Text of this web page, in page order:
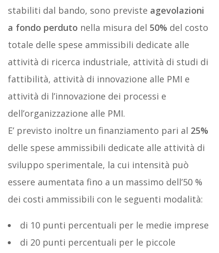
stabiliti dal bando, sono previste agevolazioni
a fondo perduto nella misura del 50% del costo
totale delle spese ammissibili dedicate alle
attività di ricerca industriale, attività di studi di
fattibilità, attività di innovazione alle PMI e
attività di l’innovazione dei processi e
dell’organizzazione alle PMI.
E’ previsto inoltre un finanziamento pari al 25%
delle spese ammissibili dedicate alle attività di
sviluppo sperimentale, la cui intensità può
essere aumentata fino a un massimo dell’50 %
dei costi ammissibili con le seguenti modalità:
di 10 punti percentuali per le medie imprese
di 20 punti percentuali per le piccole